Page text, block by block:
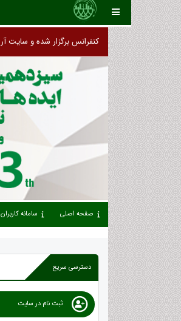
کنفرا
صفحه اصلی سامانه کاربران
دسترسی سریع
ثبت نام در سایت